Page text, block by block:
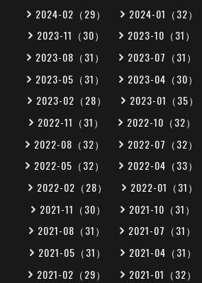
2024-02（29）
2024-01（32）
2023-11（30）
2023-10（31）
2023-08（31）
2023-07（31）
2023-05（31）
2023-04（30）
2023-02（28）
2023-01（35）
2022-11（31）
2022-10（32）
2022-08（32）
2022-07（32）
2022-05（32）
2022-04（33）
2022-02（28）
2022-01（31）
2021-11（30）
2021-10（31）
2021-08（31）
2021-07（31）
2021-05（31）
2021-04（31）
2021-02（29）
2021-01（32）